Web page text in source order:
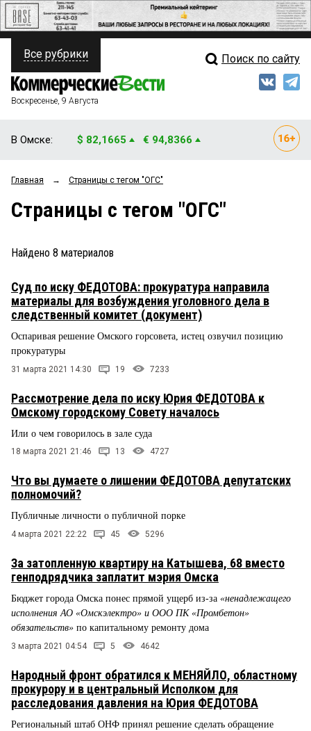
ПОЛИТИКА
ФИНАНСЫ
ОБЩЕСТВО
ЗАКОН
НОВОСТИ КОМПАНИЙ
СТИЛЬ ЖИЗНИ
Свежий выпуск
Рейтинги
Все рубрики Поиск по сайту
Воскресенье, 9 Августа
В Омске: $ 82,1665 € 94,8366
Главная → Страницы c тегом "ОГС"
Страницы c тегом "ОГС"
Найдено 8 материалов
Суд по иску ФЕДОТОВА: прокуратура направила
материалы для возбуждения уголовного дела в
следственный комитет (документ)
Оспаривая решение Омского горсовета, истец озвучил позицию
прокуратуры
31 марта 2021 14:30 19 7233
Рассмотрение дела по иску Юрия ФЕДОТОВА к
Омскому городскому Совету началось
Или о чем говорилось в зале суда
18 марта 2021 21:46 13 4727
Что вы думаете о лишении ФЕДОТОВА депутатских
полномочий?
Публичные личности о публичной порке
4 марта 2021 22:22 45 5296
За затопленную квартиру на Катышева, 68 вместо
генподрядчика заплатит мэрия Омска
Бюджет города Омска понес прямой ущерб из-за «ненадлежащего
исполнения АО «Омскэлектро» и ООО ПК «Промбетон»
обязательств» по капитальному ремонту дома
3 марта 2021 04:54 5 4642
Народный фронт обратился к МЕНЯЙЛО, областному
прокурору и в центральный Исполком для
расследования давления на Юрия ФЕДОТОВА
Региональный штаб ОНФ принял решение сделать обращение